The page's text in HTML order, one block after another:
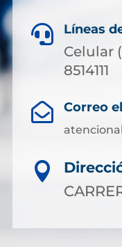
 Líneas
Celular
8514111
 Correo
